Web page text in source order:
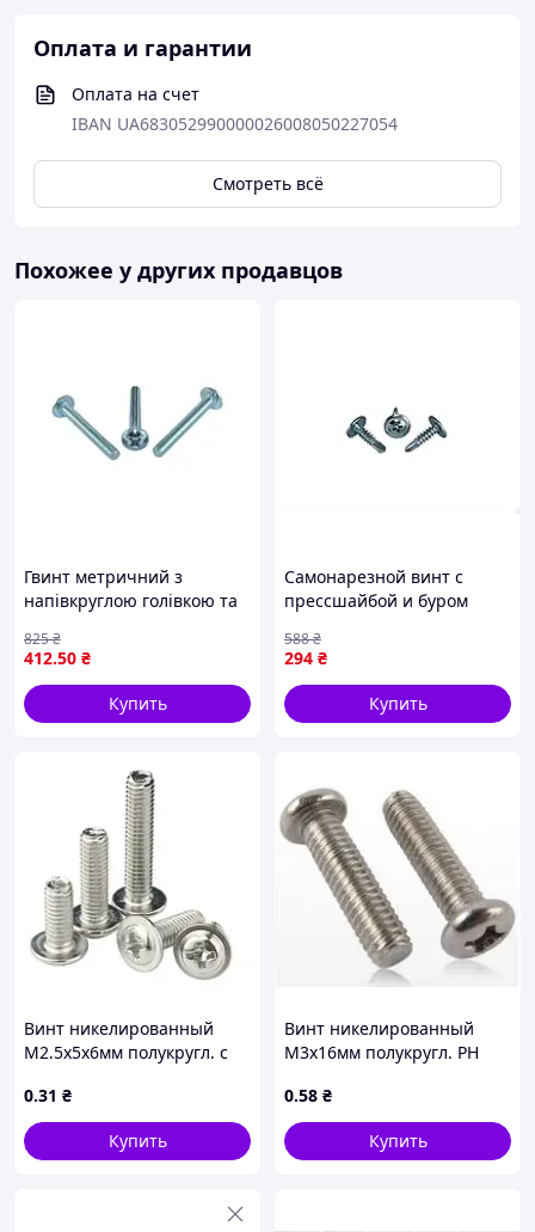
Оплата и гарантии
Оплата на счет
IBAN UA683052990000026008050227054
Смотреть всё
Похожее у других продавцов
Гвинт метричний з
напівкруглою голівкою та
кріплення в конструкціях
100шт
412.50 ₴
825₴
Купить
Самонарезной винт с
прессшайбой и буром
древесине и металле ТМ
КРЕПТЕХ
294 ₴
588₴
Купить
Винт никелированный
М2.5х5х6мм полукругл. с
0.31 ₴
Купить
Винт никелированный
М3х16мм полукругл. PH
0.58 ₴
Купить